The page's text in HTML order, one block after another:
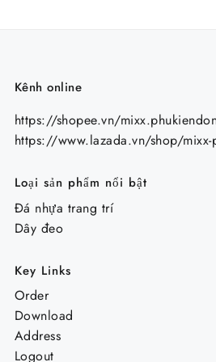
Kênh online
https://shopee.vn/
https://www.lazada.vn/shop/
Loại sản phẩm nổi bật
Đá nhựa trang trí
Dây đeo
Key Links
Order
Download
Address
Logout